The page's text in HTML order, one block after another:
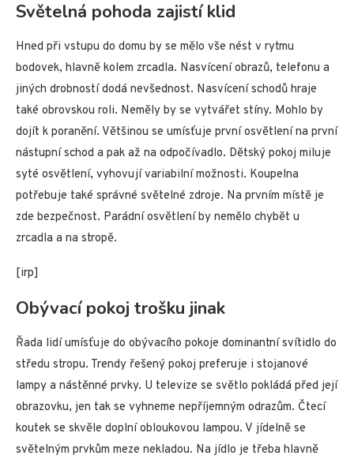
Světelná pohoda zajistí klid
Hned při vstupu do domu by se mělo vše nést v rytmu
bodovek, hlavně kolem zrcadla. Nasvícení obrazů, telefonu a
jiných drobností dodá nevšednost. Nasvícení schodů hraje
také obrovskou roli. Neměly by se vytvářet stíny. Mohlo by
dojít k poranění. Většinou se umísťuje první osvětlení na první
nástupní schod a pak až na odpočívadlo. Dětský pokoj miluje
syté osvětlení, vyhovují variabilní možnosti. Koupelna
potřebuje také správné světelné zdroje. Na prvním místě je
zde bezpečnost. Parádní osvětlení by nemělo chybět u
zrcadla a na stropě.
[irp]
Obývací pokoj trošku jinak
Řada lidí umísťuje do obývacího pokoje dominantní svítidlo do
středu stropu. Trendy řešený pokoj preferuje i stojanové
lampy a nástěnné prvky. U televize se světlo pokládá před její
obrazovku, jen tak se vyhneme nepříjemným odrazům. Čtecí
koutek se skvěle doplní obloukovou lampou. V jídelně se
světelným prvkům meze nekladou. Na jídlo je třeba hlavně